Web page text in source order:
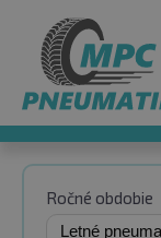
Ročné obdobie